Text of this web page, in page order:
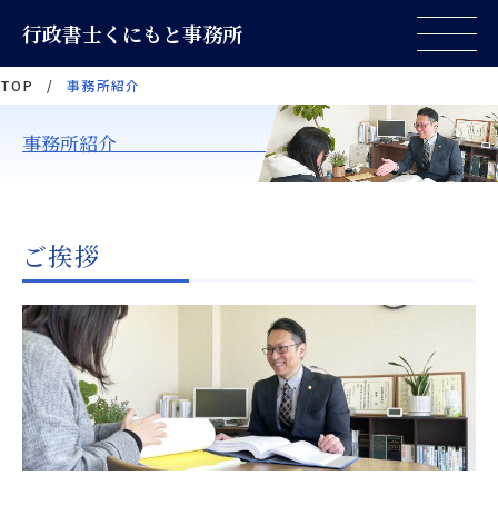
行政書士くにもと事務所
TOP / 事務所紹介
事務所紹介
ご挨拶